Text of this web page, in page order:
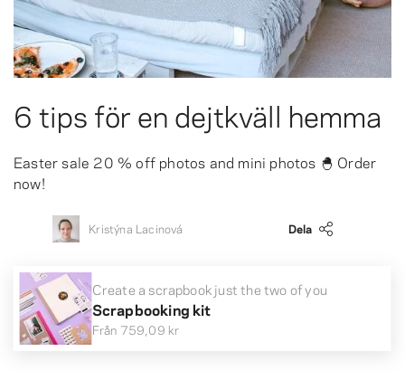
6 tips för en dejtkväll hemma
Easter sale 20 % off photos and mini photos 🐣 Order
now!
Kristýna Lacinová Dela
Create a scrapbook just the two of you
Scrapbooking kit
Från 759,09 kr